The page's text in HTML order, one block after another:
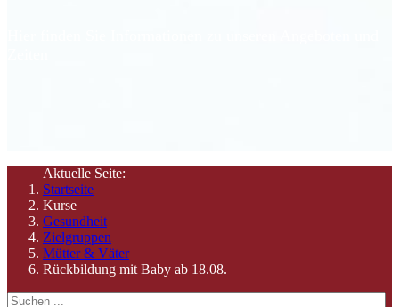
Aktuelle Seite:
Startseite
Kurse
Gesundheit
Zielgruppen
Mütter & Väter
Rückbildung mit Baby ab 18.08.